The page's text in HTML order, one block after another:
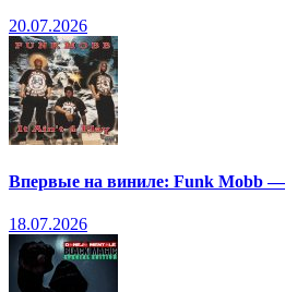
20.07.2026
Впервые на виниле: Funk Mobb —
18.07.2026